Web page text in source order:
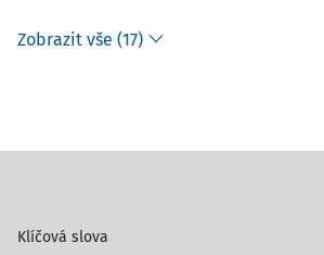
Zobrazit vše (17)
Klíčová slova